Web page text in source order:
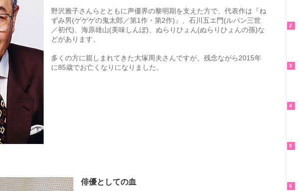
野沢雅子さんらとともに声優界の黎明期を支えた方で、代表作は『ね
ずみ男(ゲゲゲの鬼太郎／第1作・第2作)』、石川五エ門(ルパン三世
／初代)、海原雄山(美味しんぼ)、ぬらりひょん(ぬらりひょんの孫)な
どがあります。
多くの方に親しまれてきた大塚周夫さんですが、残念ながら2015年
に85歳でお亡くなりになりました。
俳優としての血
2
3
4
5
6